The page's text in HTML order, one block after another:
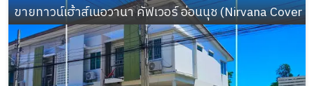
ขายทาวน์เฮ้าส์เนอวานา คัฟเวอร์ อ่อนนุช (Nirvana Cover